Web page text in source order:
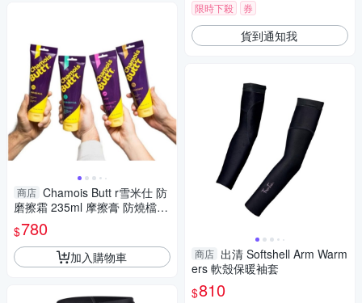
商店 Chamois Butt r雪米仕 防
磨擦霜 235ml 摩擦膏 防燒檔
北高雙塔必備 舒緩長時間騎乘
$780
加入購物車
限時下殺 券
貨到通知我
商店 出清 Softshell Arm Warm
ers 軟殼保暖袖套
$810